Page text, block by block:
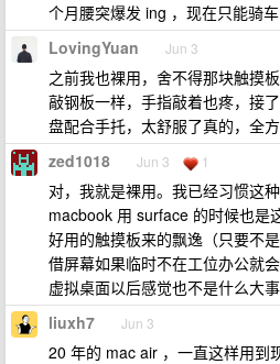
个月腰突爆发 ing ，现在只能骑
LovingYuan Jun 3
之前我也裸用，舍不得那块触摸
敲钢板一样，手指敲着也疼，接
盘配合手托，太舒服了真的，全
zed1018 Jun 3 1
对，我就是裸用。我已经习惯这
macbook 用 surface 的时候也是
好用的触摸板来的飘逸（只要不
借屏幕如果临时不在工位办公就
虚拟桌面以后感觉也不是什么大
liuxh7 Jun 3
20 年的 mac air ，一直这样用到